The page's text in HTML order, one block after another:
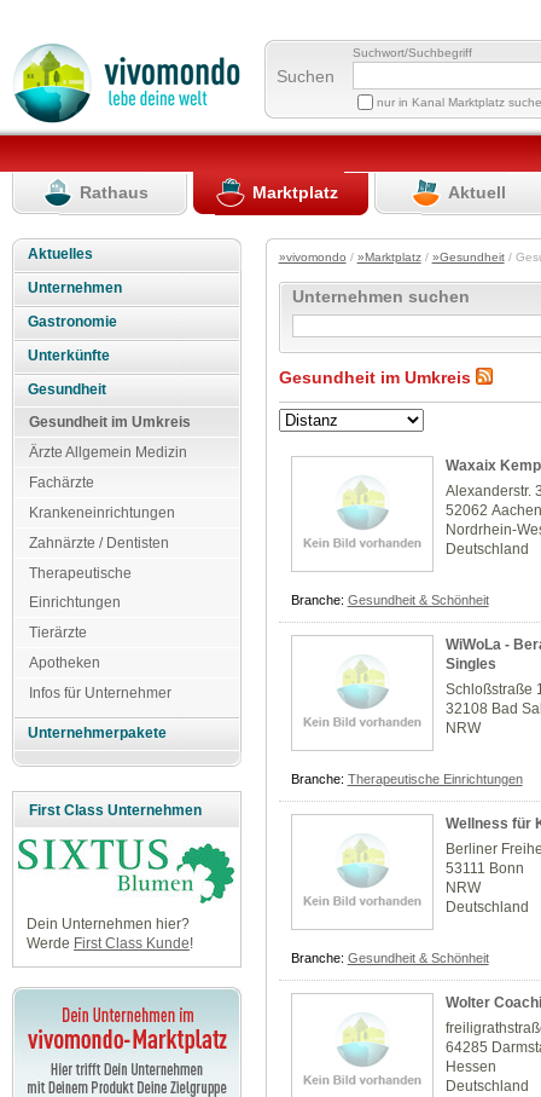
Suchen
Suchwort/Suchbegriff
nur in Kanal Marktplatz
Rathaus Marktplatz Aktuell
Aktuelles
Unternehmen
Gastronomie
Unterkünfte
Gesundheit
Gesundheit im Umkreis
Ärzte Allgemein Medizin
Fachärzte
Krankeneinrichtungen
Zahnärzte / Dentisten
Therapeutische
Einrichtungen
Tierärzte
Apotheken
Infos für Unternehmer
Unternehmerpakete
First Class Unternehmen
Dein Unternehmen hier?
Werde First Class Kunde!
»vivomondo / »Marktplatz/ »Gesundheit/
Unternehmen suchen
Gesundheit im Umkreis
Waxaix
Alexanderstr.
52062
Nordrhein-
Deutschland
Branche: Gesundheit & Schönheit
WiWoLa -
Singles
Schloßstraße
32108 Bad
NRW
Branche: Therapeutische Einrichtungen
Wellness für
Berliner
53111 Bonn
NRW
Deutschland
Branche: Gesundheit & Schönheit
Wolter
64285
Hessen
Deutschland